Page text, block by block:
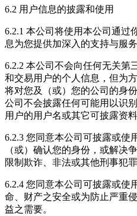
6.2 用户信息的披露和使用
6.2.1 本公司将使用本公司通过
息为您提供加深入的支持与服务
6.2.2 本公司不会向任何无关第
和交易用户的个人信息，但为
将对您及（或）您的公司的身
公司不会披露任何可能用以识
用户的用户名或其它可披露资
6.2.3 您同意本公司可披露或使
（或）确认您的身份，或解决
限制欺诈、非法或其他刑事犯罪
6.2.4 您同意本公司可披露或使
命、财产之安全或为防止严重
益之需要。